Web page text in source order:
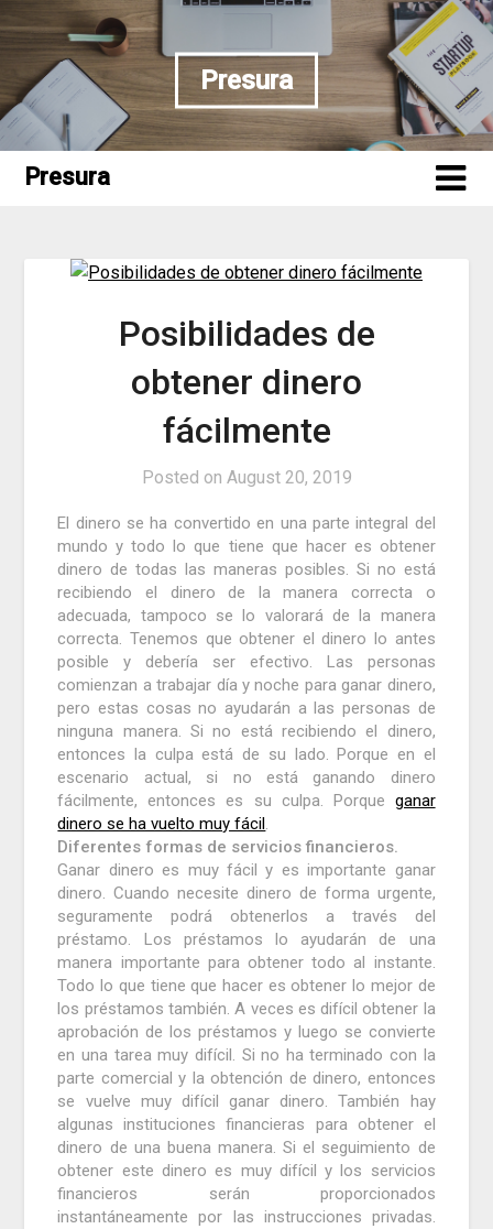
to
content
Presura
Presura
Posibilidades de
obtener dinero
fácilmente
Posted on August 20, 2019
El dinero se ha convertido en una parte integral del
mundo y todo lo que tiene que hacer es obtener
dinero de todas las maneras posibles. Si no está
recibiendo el dinero de la manera correcta o
adecuada, tampoco se lo valorará de la manera
correcta.Tenemos que obtener el dinero lo antes
posible y debería ser efectivo. Las personas
comienzan a trabajar día y noche para ganar dinero,
pero estas cosas no ayudarán a las personas de
ninguna manera.Si no está recibiendo el dinero,
entonces la culpa está de su lado.Porque en el
escenario actual, si no está ganando dinero
fácilmente, entonces es su culpa. Porque ganar
dinero se ha vuelto muy fácil
Diferentes formas de servicios financieros.
Ganar dinero es muy fácil y es importante ganar
dinero.Cuando necesite dinero de forma urgente,
seguramente podrá obtenerlos a través del
préstamo. Los préstamos lo ayudarán de una
manera importante para obtener todo al instante.
Todo lo que tiene que hacer es obtener lo mejor de
los préstamos también. A veces es difícil obtener la
aprobación de los préstamos y luego se convierte
en una tarea muy difícil. Si no ha terminado con la
parte comercial y la obtención de dinero, entonces
se vuelve muy difícil ganar dinero.También hay
algunas instituciones financieras para obtener el
dinero de una buena manera.Si el seguimiento de
obtener este dinero es muy difícil y los servicios
financieros serán proporcionados
instantáneamente por las instrucciones privadas.